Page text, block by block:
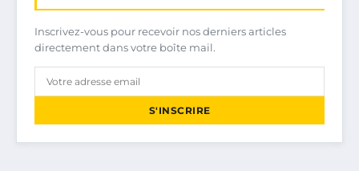
Inscrivez-vous pour recevoir nos derniers articles
directement dans votre boîte mail.
S'INSCRIRE